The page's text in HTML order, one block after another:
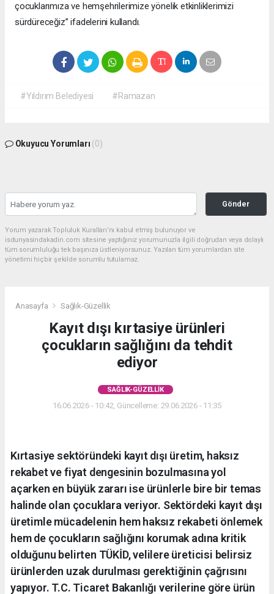
çocuklarımıza ve hemşehrilerimize yönelik etkinliklerimizi
sürdüreceğiz” ifadelerini kullandı.
#Yıldırım Belediyesi #Ramazan
Okuyucu Yorumları (0)
Gönder
Yorum yazarak Topluluk Kuralları’nı kabul etmiş bulunuyor ve
isdunyasindakadin.com sitesine yaptığınız yorumunuzla ilgili doğrudan veya dolaylı
tüm sorumluluğu tek başınıza üstleniyorsunuz. Yazılan tüm yorumlardan site
yönetimi hiçbir şekilde sorumlu tutulamaz.
Anasayfa Sağlık-Güzellik
Kayıt dışı kırtasiye ürünleri
çocukların sağlığını da tehdit
ediyor
SAĞLIK-GÜZELLIK
16.06.2026 - 10:42, Güncelleme: 29.06.2026 - 11:35
Kırtasiye sektöründeki kayıt dışı üretim, haksız
rekabet ve fiyat dengesinin bozulmasına yol
açarken en büyük zararı ise ürünlerle bire bir temas
halinde olan çocuklara veriyor. Sektördeki kayıt dışı
üretimle mücadelenin hem haksız rekabeti önlemek
hem de çocukların sağlığını korumak adına kritik
olduğunu belirten TÜKİD, velilere üreticisi belirsiz
ürünlerden uzak durulması gerektiğinin çağrısını
yapıyor. T.C. Ticaret Bakanlığı verilerine göre ürün